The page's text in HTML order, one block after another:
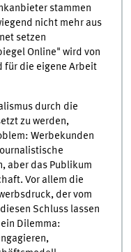
stammen
nicht mehr aus
setzen
Online" wird von
für die eigene Arbeit
durch die
zu werden,
Werbekunden
aber das Publikum
Vor allem die
der vom
Schluss lassen
Dilemma: